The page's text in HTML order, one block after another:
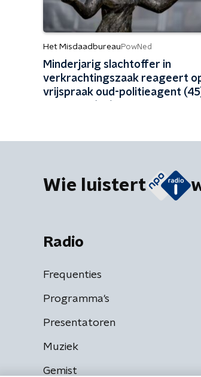
Het Misdaadbureau PowNed
Minderjarig slachtoffer in
verkrachtingszaak reageert
vrijspraak oud-politieagent
Wie luistert
Radio
Frequenties
Programma's
Presentatoren
Muziek
Gemist